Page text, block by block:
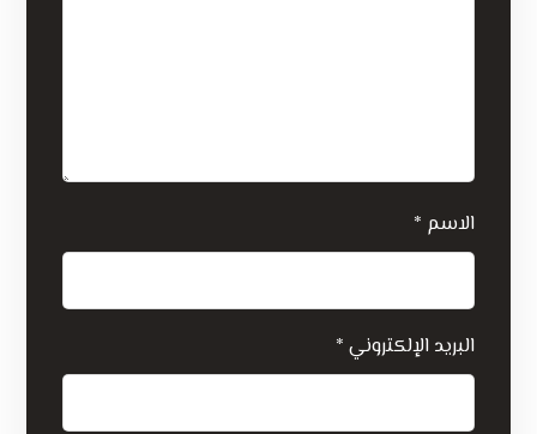
الاسم *
البريد الإلكتروني *